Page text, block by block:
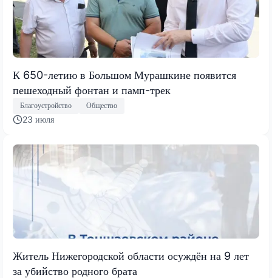
К 650-летию в Большом Мурашкине появится
пешеходный фонтан и памп-трек
Благоустройство Общество
23 июля
Житель Нижегородской области осуждён на 9 лет
за убийство родного брата